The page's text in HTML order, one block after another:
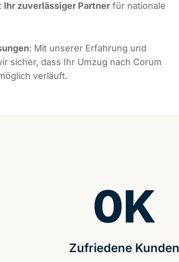
Ihr zuverlässiger Partner für nationale
: Mit unserer Erfahrung und
sicher, dass Ihr Umzug nach Corum
verläuft.
Zufriedene Kunden
0K